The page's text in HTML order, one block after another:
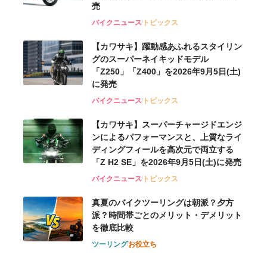
売
バイクニューストピックス
【カワサキ】躍動感あふれるスタイリン
グのスーパーネイキッドモデル
「Z250」「Z400」を2026年9月5日(土)
に発売
バイクニューストピックス
【カワサキ】スーパーチャージドエンジ
ンによるパフォーマンスと、上質なライ
ディングフィールを高次元で両立する
「Z H2 SE」を2026年9月5日(土)に発売
バイクニューストピックス
真夏のバイクツーリングは朝派？夕方
派？時間帯ごとのメリット・デメリット
を徹底比較
ツーリングお役立ち